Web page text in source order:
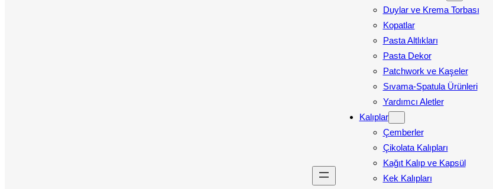
Duylar ve Krema Torbası
Kopatlar
Pasta Altlıkları
Pasta Dekor
Patchwork ve Kaşeler
Sıvama-Spatula Ürünleri
Yardımcı Aletler
Kalıplar
Çemberler
Çikolata Kalıpları
Kağıt Kalıp ve Kapsül
Kek Kalıpları